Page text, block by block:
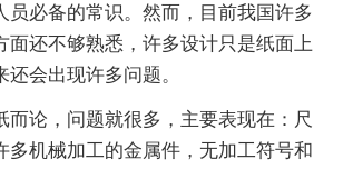
员必备的常识。然而，目前我国许多
面还不够熟悉，许多设计只是纸面上
会出现许多问题。
论，问题就很多，主要表现在：尺
多机械加工的金属件，无加工符号和